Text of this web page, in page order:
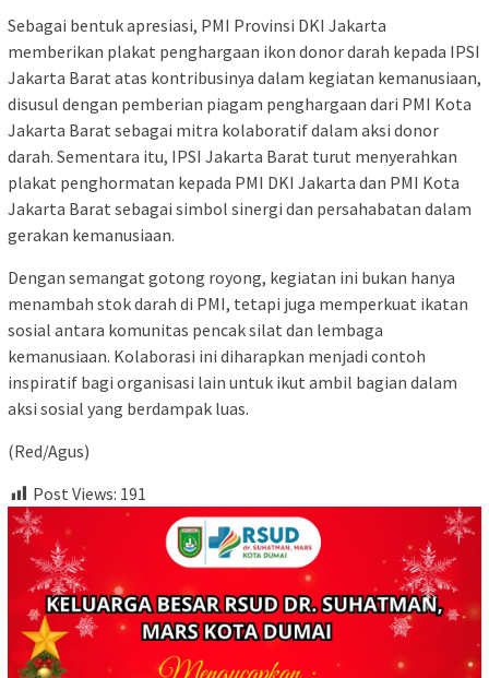
Sebagai bentuk apresiasi, PMI Provinsi DKI Jakarta
memberikan plakat penghargaan ikon donor darah kepada IPSI
Jakarta Barat atas kontribusinya dalam kegiatan kemanusiaan,
disusul dengan pemberian piagam penghargaan dari PMI Kota
Jakarta Barat sebagai mitra kolaboratif dalam aksi donor
darah. Sementara itu, IPSI Jakarta Barat turut menyerahkan
plakat penghormatan kepada PMI DKI Jakarta dan PMI Kota
Jakarta Barat sebagai simbol sinergi dan persahabatan dalam
gerakan kemanusiaan.
Dengan semangat gotong royong, kegiatan ini bukan hanya
menambah stok darah di PMI, tetapi juga memperkuat ikatan
sosial antara komunitas pencak silat dan lembaga
kemanusiaan. Kolaborasi ini diharapkan menjadi contoh
inspiratif bagi organisasi lain untuk ikut ambil bagian dalam
aksi sosial yang berdampak luas.
(Red/Agus)
Post Views: 191